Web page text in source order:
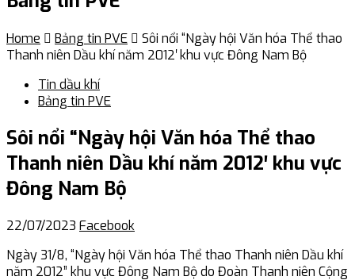
Home  Bảng tin PVE  Sôi nổi “Ngày hội Văn hóa Thể thao
Thanh niên Dầu khí năm 2012′ khu vực Đông Nam Bộ
Tin dầu khí
Bảng tin PVE
Sôi nổi “Ngày hội Văn hóa Thể thao
Thanh niên Dầu khí năm 2012′ khu vực
Đông Nam Bộ
22/07/2023 Facebook
Ngày 31/8, “Ngày hội Văn hóa Thể thao Thanh niên Dầu khí
năm 2012” khu vực Đông Nam Bộ do Đoàn Thanh niên Cộng